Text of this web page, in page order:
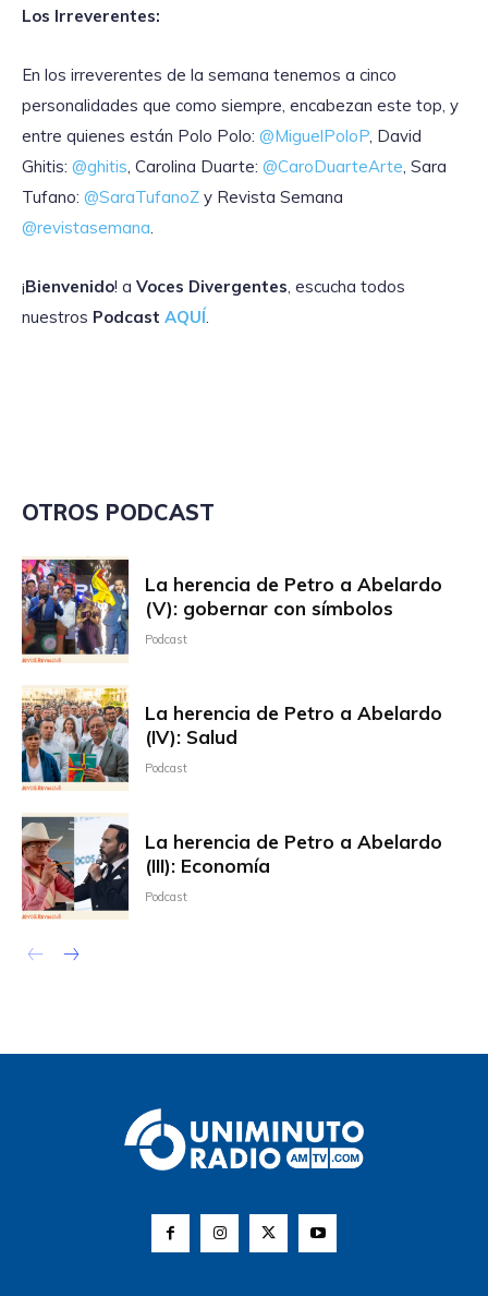
Los Irreverentes:
En los irreverentes de la semana tenemos a cinco
personalidades que como siempre, encabezan este top, y
entre quienes están Polo Polo: @MiguelPoloP , David
Ghitis: @ghitis , Carolina Duarte: @CaroDuarteArte , Sara
Tufano: @SaraTufanoZ y Revista Semana
@revistasemana
¡Bienvenido! a Voces Divergentes , escucha todos
nuestros Podcast AQUÍ
OTROS PODCAST
La herencia de Petro a Abelardo
(V): gobernar con símbolos
Podcast
La herencia de Petro a Abelardo
(IV): Salud
Podcast
La herencia de Petro a Abelardo
(III): Economía
Podcast